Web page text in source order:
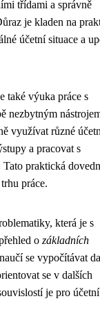
třídami a správně
je kladen na
účetní situace a
také výuka práce s
nezbytným
využívat různé
a pracovat s
praktická
práce.
která je s
o základních
se vypočítávat
se v dalších
je pro účetní